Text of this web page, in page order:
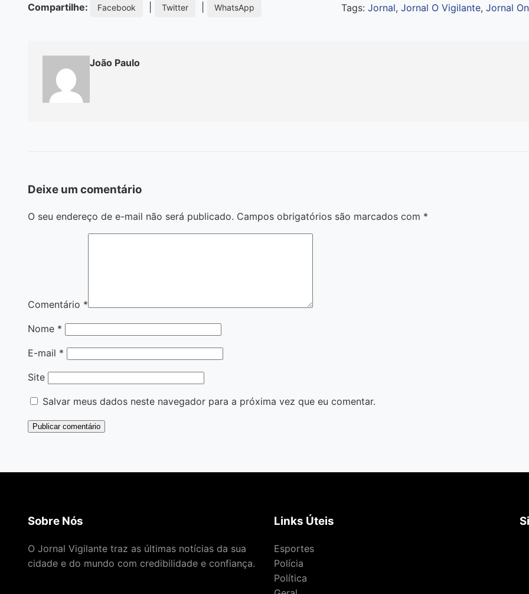
Compartilhe: Facebook Twitter WhatsApp Tags: Jornal, Jornal O Vigilante, Jornal
João Paulo
Deixe um comentário
O seu endereço de e-mail não será publicado. Campos obrigatórios são marcados com *
Comentário *
Nome *
E-mail *
Site
Salvar meus dados neste navegador para a próxima vez que eu comentar.
Sobre Nós
O Jornal Vigilante traz as últimas notícias da sua
cidade e do mundo com credibilidade e confiança.
Links Úteis
Esportes
Polícia
Política